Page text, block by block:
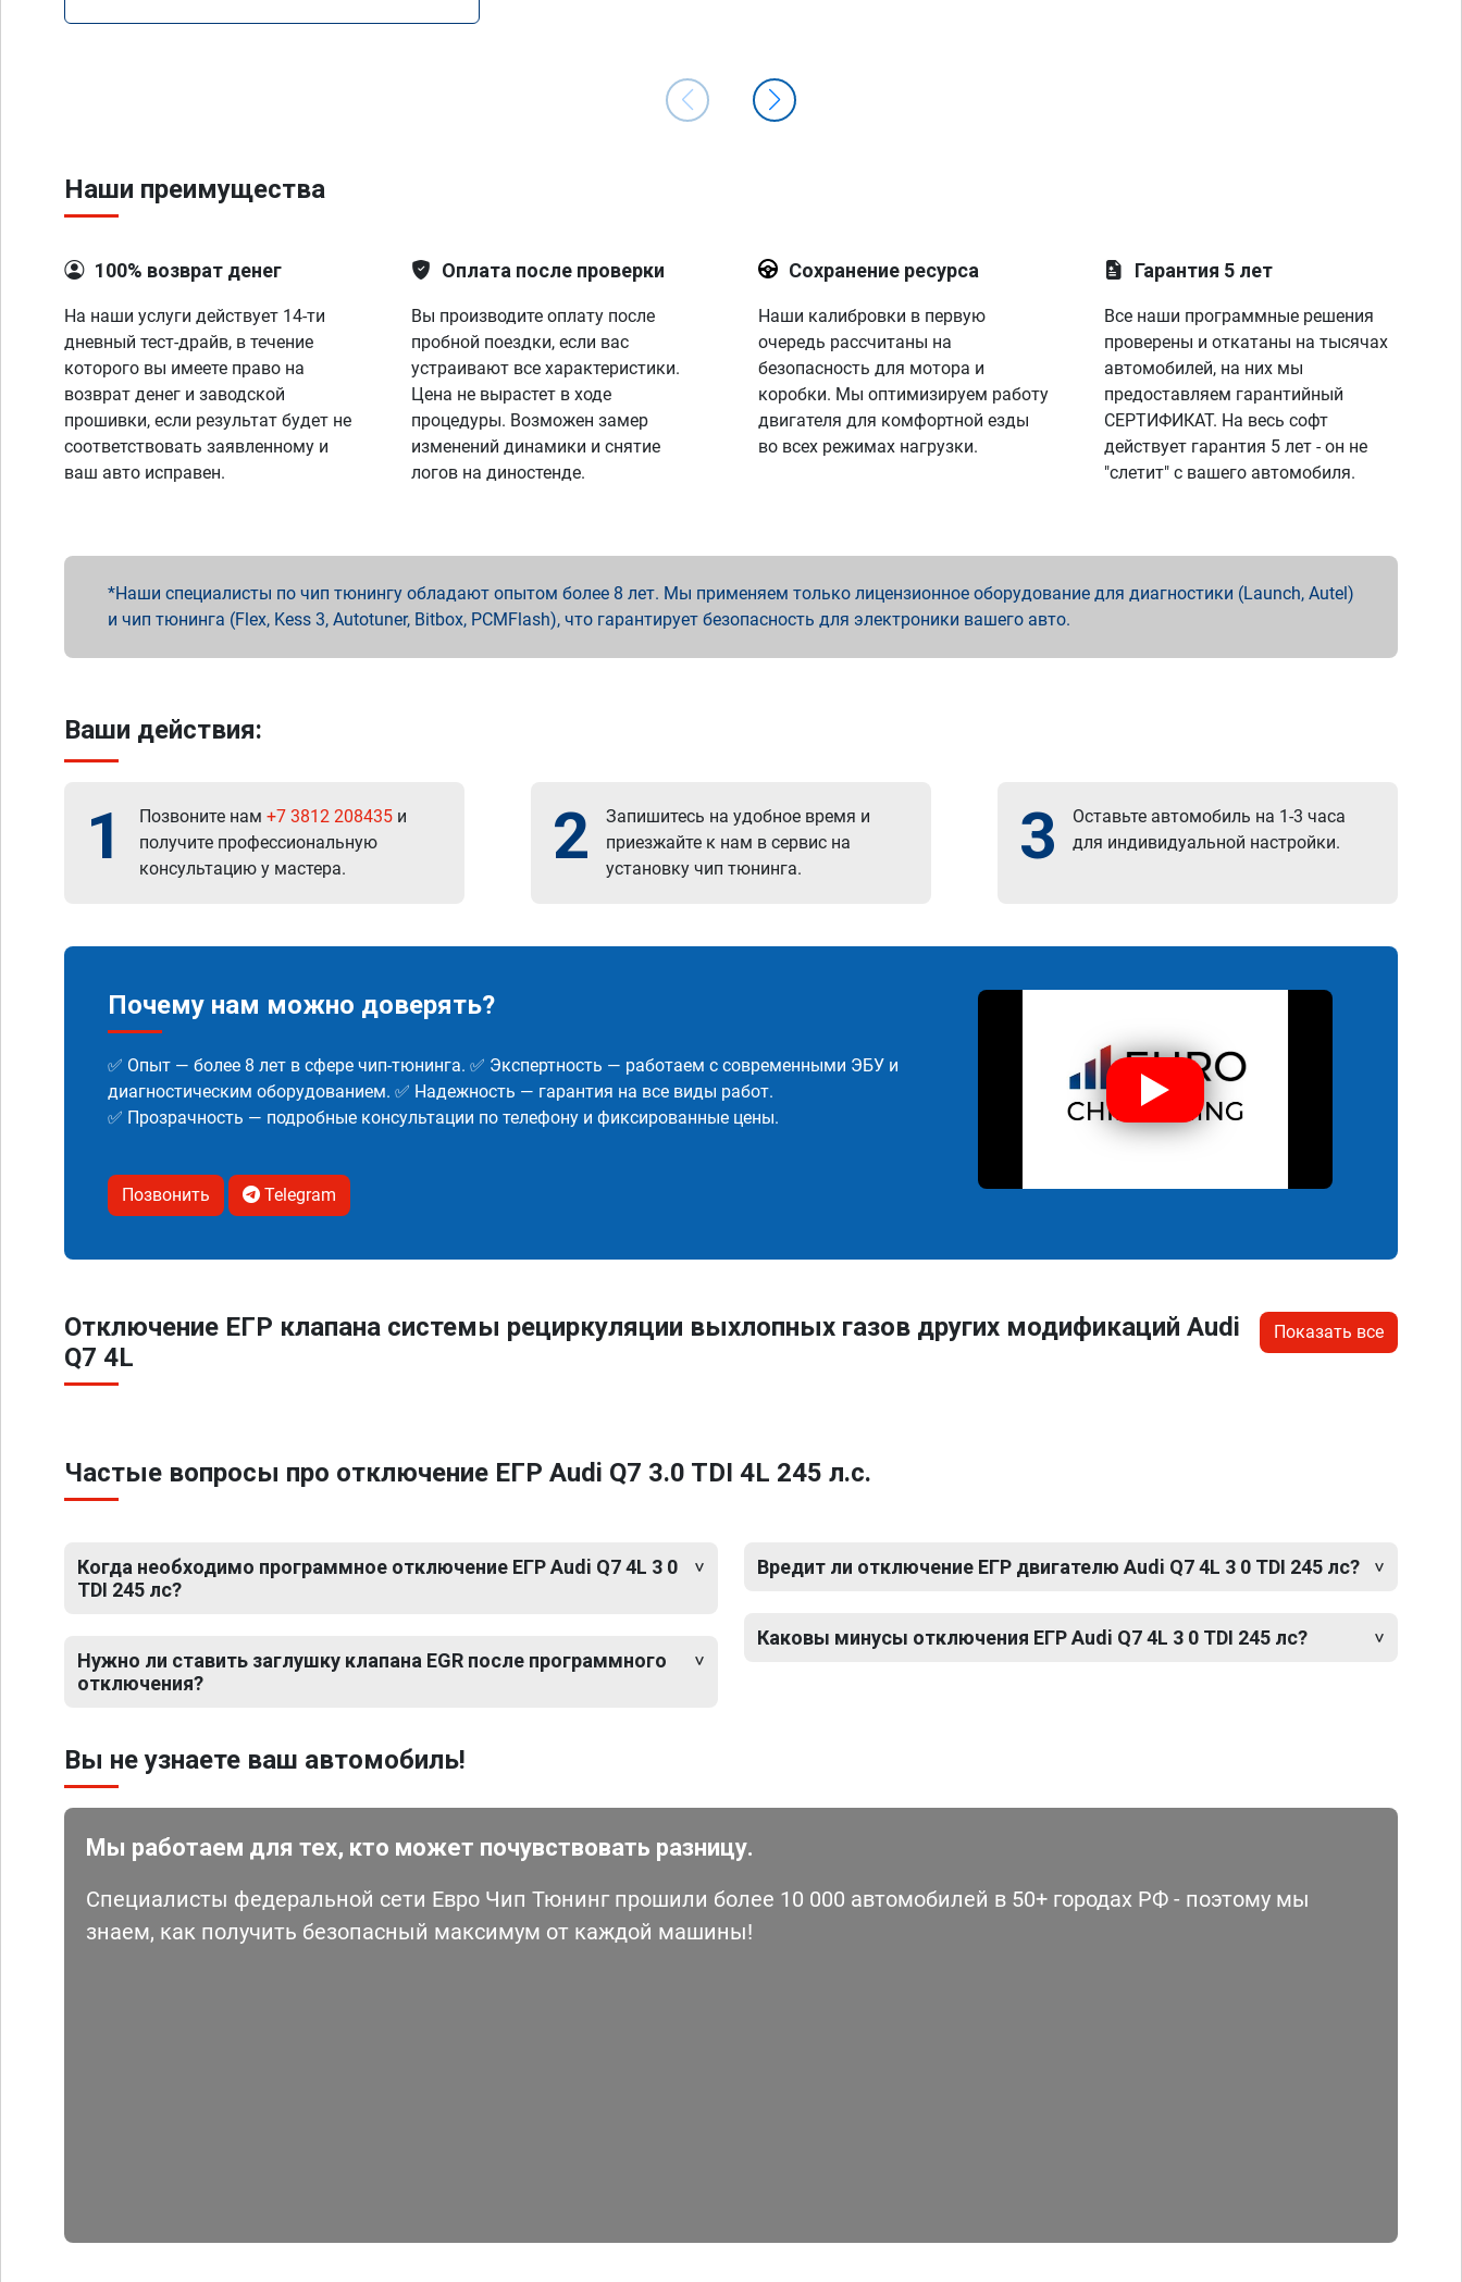
Наши преимущества
100% возврат денег
На наши услуги действует 14-ти
дневный тест-драйв, в течение
которого вы имеете право на
возврат денег и заводской
прошивки, если результат будет не
соответствовать заявленному и
ваш авто исправен.
Оплата после проверки
Вы производите оплату после
пробной поездки, если вас
устраивают все характеристики.
Цена не вырастет в ходе
процедуры. Возможен замер
изменений динамики и снятие
логов на диностенде.
Сохранение ресурса
Наши калибровки в первую
очередь рассчитаны на
безопасность для мотора и
коробки. Мы оптимизируем работу
двигателя для комфортной езды
во всех режимах нагрузки.
Гарантия 5 лет
Все наши программные решения
проверены и откатаны на тысячах
автомобилей, на них мы
предоставляем гарантийный
СЕРТИФИКАТ. На весь софт
действует гарантия 5 лет - он не
"слетит" с вашего автомобиля.
Наши специалисты по чип тюнингу обладают опытом более 8 лет. Мы применяем только лицензионное оборудование для диагностики (Launch, Autel)
и чип тюнинга (Flex, Kess 3, Autotuner, Bitbox, PCMFlash), что гарантирует безопасность для электроники вашего авто.
Ваши действия:
1 Позвоните нам +7 3812 208435 и
получите профессиональную
консультацию у мастера.
2
Запишитесь на удобное время и
приезжайте к нам в сервис на
установку чип тюнинга.
3
Оставьте автомобиль на 1-3 часа
для индивидуальной настройки.
Почему нам можно доверять?
✅ Опыт — более 8 лет в сфере чип-тюнинга. ✅ Экспертность — работаем с современными ЭБУ и
диагностическим оборудованием. ✅ Надежность — гарантия на все виды работ.
✅ Прозрачность — подробные консультации по телефону и фиксированные цены.
Позвонить Telegram
Отключение ЕГР клапана системы рециркуляции выхлопных газов других модификаций Audi
Q7 4L
Показать все
Частые вопросы про отключение ЕГР Audi Q7 3.0 TDI 4L 245 л.с.
Когда необходимо программное отключение ЕГР Audi Q7 4L 3 0
TDI 245 лс?
Нужно ли ставить заглушку клапана EGR после программного
отключения?
Вредит ли отключение ЕГР двигателю Audi Q7 4L 3 0 TDI 245 лс?
Каковы минусы отключения ЕГР Audi Q7 4L 3 0 TDI 245 лс?
Вы не узнаете ваш автомобиль!
Мы работаем для тех, кто может почувствовать разницу.
Специалисты федеральной сети Евро Чип Тюнинг прошили более 10 000 автомобилей в 50+ городах РФ - поэтому мы
знаем, как получить безопасный максимум от каждой машины!